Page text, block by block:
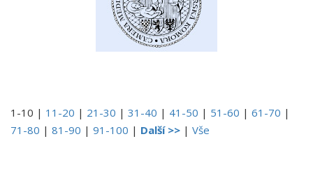
1-10 | 11-20 | 21-30 | 31-40 | 41-50 | 51-60 | 61-70 |
71-80 | 81-90 | 91-100 | Další >> | Vše